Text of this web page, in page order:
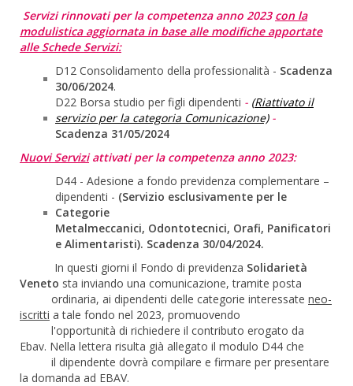
Servizi rinnovati per la competenza anno 2023 con la
modulistica aggiornata in base alle modifiche apportate
alle Schede Servizi:
D12 Consolidamento della professionalità - Scadenza
30/06/2024.
D22 Borsa studio per figli dipendenti - (Riattivato il
servizio per la categoria Comunicazione)-
Scadenza 31/05/2024
Nuovi Servizi attivati per la competenza anno 2023:
D44 - Adesione a fondo previdenza complementare –
dipendenti - (Servizio esclusivamente per le
Categorie
Metalmeccanici, Odontotecnici, Orafi, Panificatori
e Alimentaristi). Scadenza 30/04/2024.
In questi giorni il Fondo di previdenza Solidarietà
Veneto sta inviando una comunicazione, tramite posta
ordinaria, ai dipendenti delle categorie interessate neo-
iscritti a tale fondo nel 2023, promuovendo
l'opportunità di richiedere il contributo erogato da
Ebav. Nella lettera risulta già allegato il modulo D44 che
il dipendente dovrà compilare e firmare per presentare
la domanda ad EBAV.